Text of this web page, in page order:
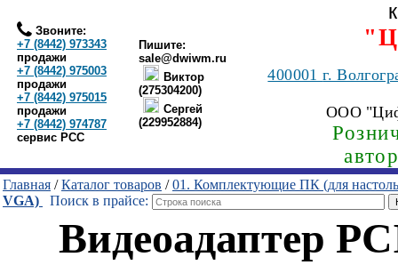
Звоните:
+7 (8442) 973343
продажи
+7 (8442) 975003
продажи
+7 (8442) 975015
продажи
+7 (8442) 974787
сервис РСС
Пишите:
sale@dwiwm.ru
Виктор
(275304200)
Сергей
(229952884)
400001г.
ООО
Главная /Каталог товаров /01. Комплектующие ПК (для
VGA)
Поиск в прайсе:
Видеоадаптер